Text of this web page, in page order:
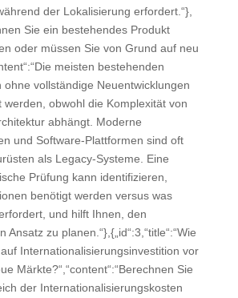
der Lokalisierung erfordert.“},
Sie ein bestehendes Produkt
oder müssen Sie von Grund auf neu
meisten bestehenden
ohne vollständige Neuentwicklungen
werden, obwohl die Komplexität von
abhängt. Moderne
und Software-Plattformen sind oft
als Legacy-Systeme. Eine
Prüfung kann identifizieren,
benötigt werden versus was
und hilft Ihnen, den
Ansatz zu planen.“},{„id“:3,“title“:“Wie
Internationalisierungsinvestition vor
Märkte?“,“content“:“Berechnen Sie
der Internationalisierungskosten